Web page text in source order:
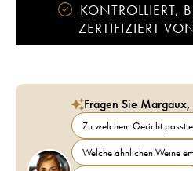
KONTROLLIERT,
ZERTIFIZIERT
Fragen Sie
Zu welchem Gericht passt
Welche ähnlichen Weine